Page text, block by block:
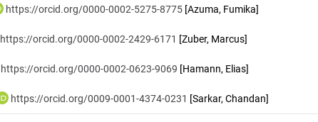
https://orcid.org/0000-0002-5275-8775 [Azuma, Fumika]
https://orcid.org/0000-0002-2429-6171 [Zuber, Marcus]
https://orcid.org/0000-0002-0623-9069 [Hamann, Elias]
https://orcid.org/0009-0001-4374-0231 [Sarkar, Chandan]